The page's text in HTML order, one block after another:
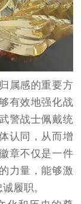
属感的重要方
有效地强化战
警战士佩戴统
认同，从而增
章不仅是一件
力量，能够激
履职。